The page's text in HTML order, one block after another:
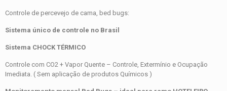
Controle de percevejo de cama, bed bugs:
Sistema único de controle no Brasil
Sistema CHOCK TÉRMICO
Controle com CO2 + Vapor Quente – Controle, Extermínio e Ocupação
Imediata. ( Sem aplicação de produtos Químicos )